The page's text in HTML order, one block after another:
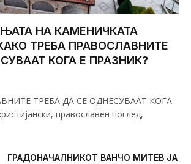
НА КАМЕНИЧКАТА
ТРЕБА ПРАВОСЛАВНИТЕ
КОГА Е ПРАЗНИК?
ТРЕБА ДА СЕ ОДНЕСУВААТ КОГА
православен поглед,
ГРАДОНАЧАЛНИКОТ ВАНЧО МИТЕВ ЈА